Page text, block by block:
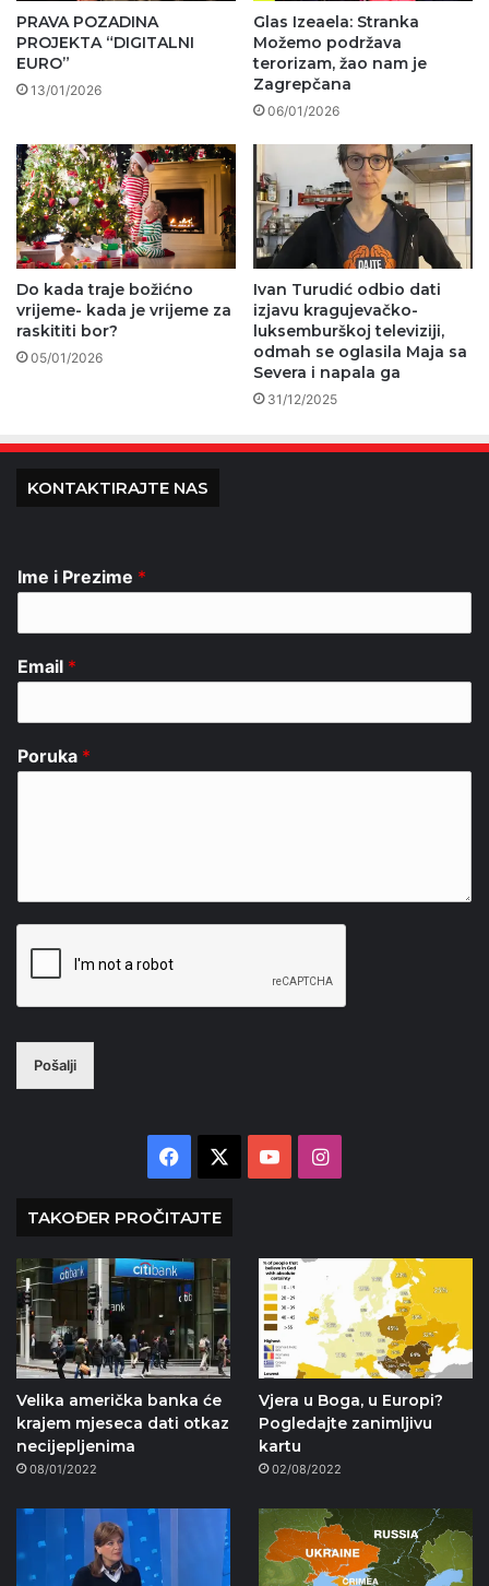
PRAVA POZADINA
PROJEKTA “DIGITALNI
EURO”
13/01/2026
Glas Izeaela: Stranka
Možemo podržava
terorizam, žao nam je
Zagrepčana
06/01/2026
Do kada traje božićno
vrijeme- kada je vrijeme za
raskititi bor?
05/01/2026
Ivan Turudić odbio dati
izjavu kragujevačko-
luksemburškoj televiziji,
odmah se oglasila Maja sa
Severa i napala ga
31/12/2025
KONTAKTIRAJTE NAS
Ime i Prezime *
Email *
Poruka *
Pošalji
Facebook YouTubeInstagram
TAKOĐER PROČITAJTE
Velika američka banka će
krajem mjeseca dati otkaz
necijepljenima
08/01/2022
Vjera u Boga, u Europi?
Pogledajte zanimljivu
kartu
02/08/2022